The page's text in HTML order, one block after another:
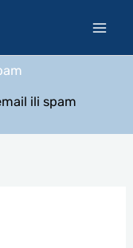
ili spam